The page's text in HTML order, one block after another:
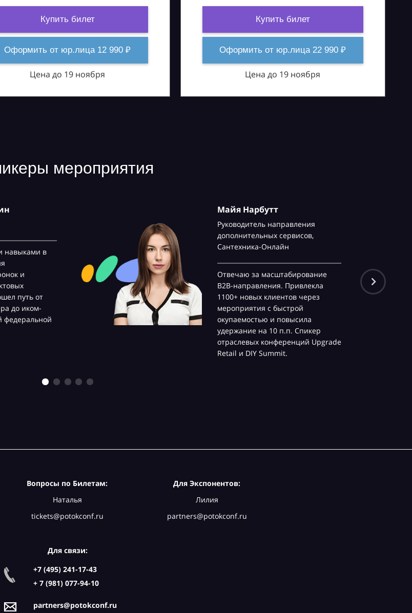
Купить билет
Оформить от юр.лица 12 990 ₽
Цена до 19 ноября
Купить билет
Оформить от юр.лица 22 990 ₽
Цена до 19 ноября
мероприятия
навыками в
и
путь от
до иком-
федеральной
Майя Нарбутт
Руководитель направления
дополнительных сервисов,
Сантехника-Онлайн
Отвечаю за масштабирование
B2B-направления. Привлекла
1100+ новых клиентов через
мероприятия с быстрой
окупаемостью и повысила
удержание на 10 п.п. Спикер
отраслевых конференций Upgrade
Retail и DIY Summit.
Вопросы по Билетам:
Наталья
tickets@potokconf.ru
Для Экспонентов:
Лилия
partners@potokconf.ru
Для связи:
+7 (495) 241-17-43
+ 7 (981) 077-94-10
partners@potokconf.ru